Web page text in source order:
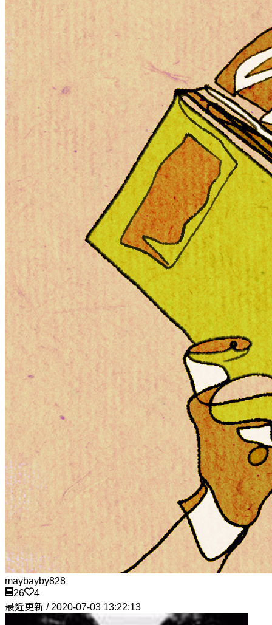
maybayby828
26
4
最近更新 / 2020-07-03 13:22:13